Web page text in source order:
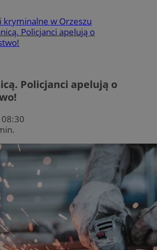
kryminalne w Orzeszu
Policjanci apelują o
Policjanci apelują o